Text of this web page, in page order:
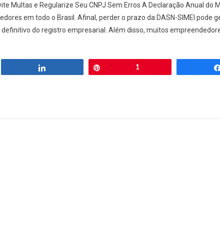
Anual
2026
Do
Evitar
Multas
Multas e Regularize Seu CNPJ Sem Erros A Declaração Anual do
em todo o Brasil. Afinal, perder o prazo da DASN-SIMEI pode
do registro empresarial. Além disso, muitos
1